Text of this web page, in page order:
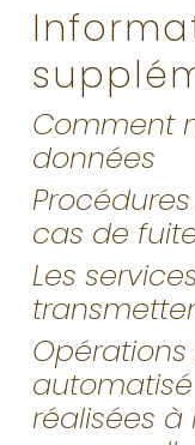
Comment
données
cas de
Les
réalisées à